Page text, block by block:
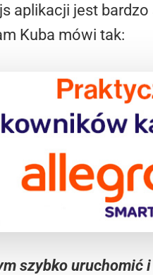
aplikacji jest
Kuba mówi tak:
szybko uruchomić